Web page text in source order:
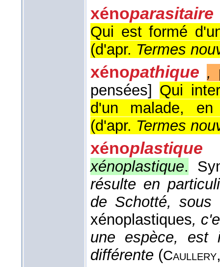
xénoparasitaire
Qui est formé
(d'apr. Termes
xénopathique ,
pensées] Qui
d'un malade, en
(d'apr. Termes
xéno
xénoplastique.
résulte en
de Schotté, sous
xénoplastiques,
une espèce, est
différente (Caullery